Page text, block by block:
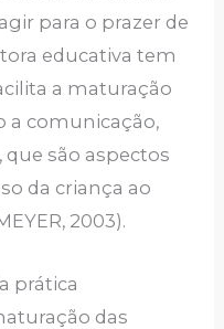
para o prazer de
educativa tem
a maturação
a comunicação,
são aspectos
da criança ao
2003).
prática
das